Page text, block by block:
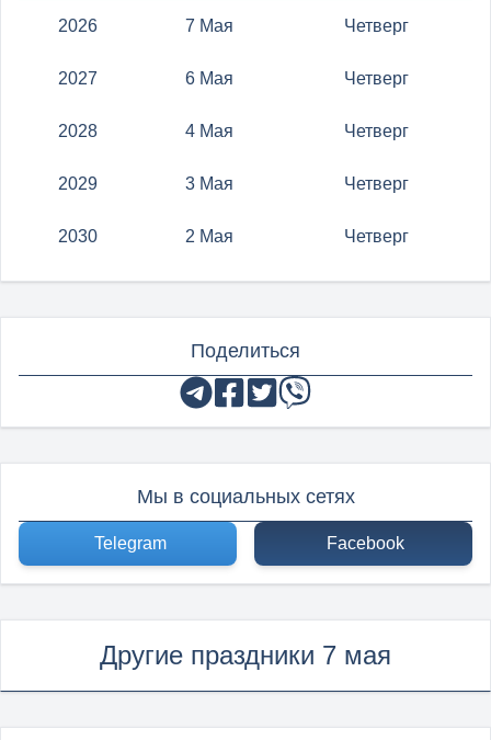
2026 7 Мая Четверг
2027 6 Мая Четверг
2028 4 Мая Четверг
2029 3 Мая Четверг
2030 2 Мая Четверг
Поделиться
Мы в социальных сетях
Telegram Facebook
Другие праздники 7 мая